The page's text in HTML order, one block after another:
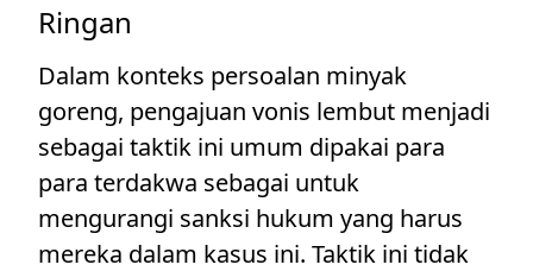
Ringan
Dalam konteks persoalan minyak
goreng, pengajuan vonis lembut menjadi
sebagai taktik ini umum dipakai para
para terdakwa sebagai untuk
mengurangi sanksi hukum yang harus
mereka dalam kasus ini. Taktik ini tidak